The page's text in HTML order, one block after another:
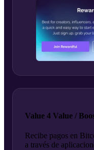
Value 4 Value /
Recibe pagos en
a través de